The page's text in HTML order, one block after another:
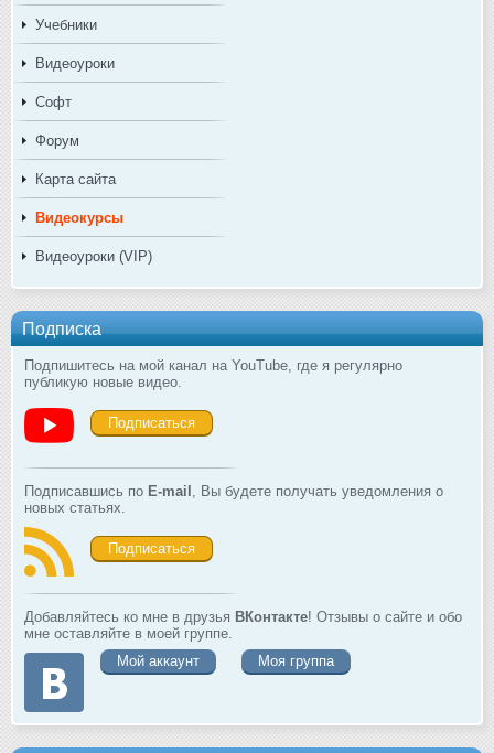
Учебники
Видеоуроки
Софт
Форум
Карта сайта
Видеокурсы
Видеоуроки (VIP)
Подписка
Подпишитесь на мой канал на YouTube, где я регулярно
публикую новые видео.
Подписаться
Подписавшись по E-mail , Вы будете получать уведомления о
новых статьях.
Подписаться
Добавляйтесь ко мне в друзья ВКонтакте! Отзывы о сайте и обо
мне оставляйте в моей группе.
Мой аккаунт
Моя группа